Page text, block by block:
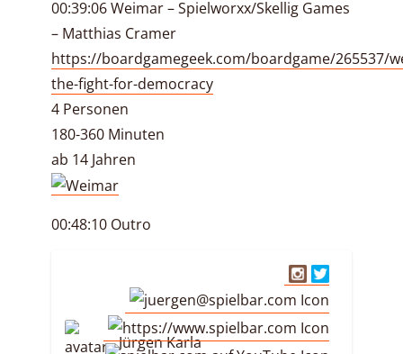
00:39:06 Weimar – Spielworxx/Skellig Games
– Matthias Cramer
https://boardgamegeek.com/boardgame/265537/
the-fight-for-democracy
4 Personen
180-360 Minuten
ab 14 Jahren
00:48:10 Outro
Jürgen Karla